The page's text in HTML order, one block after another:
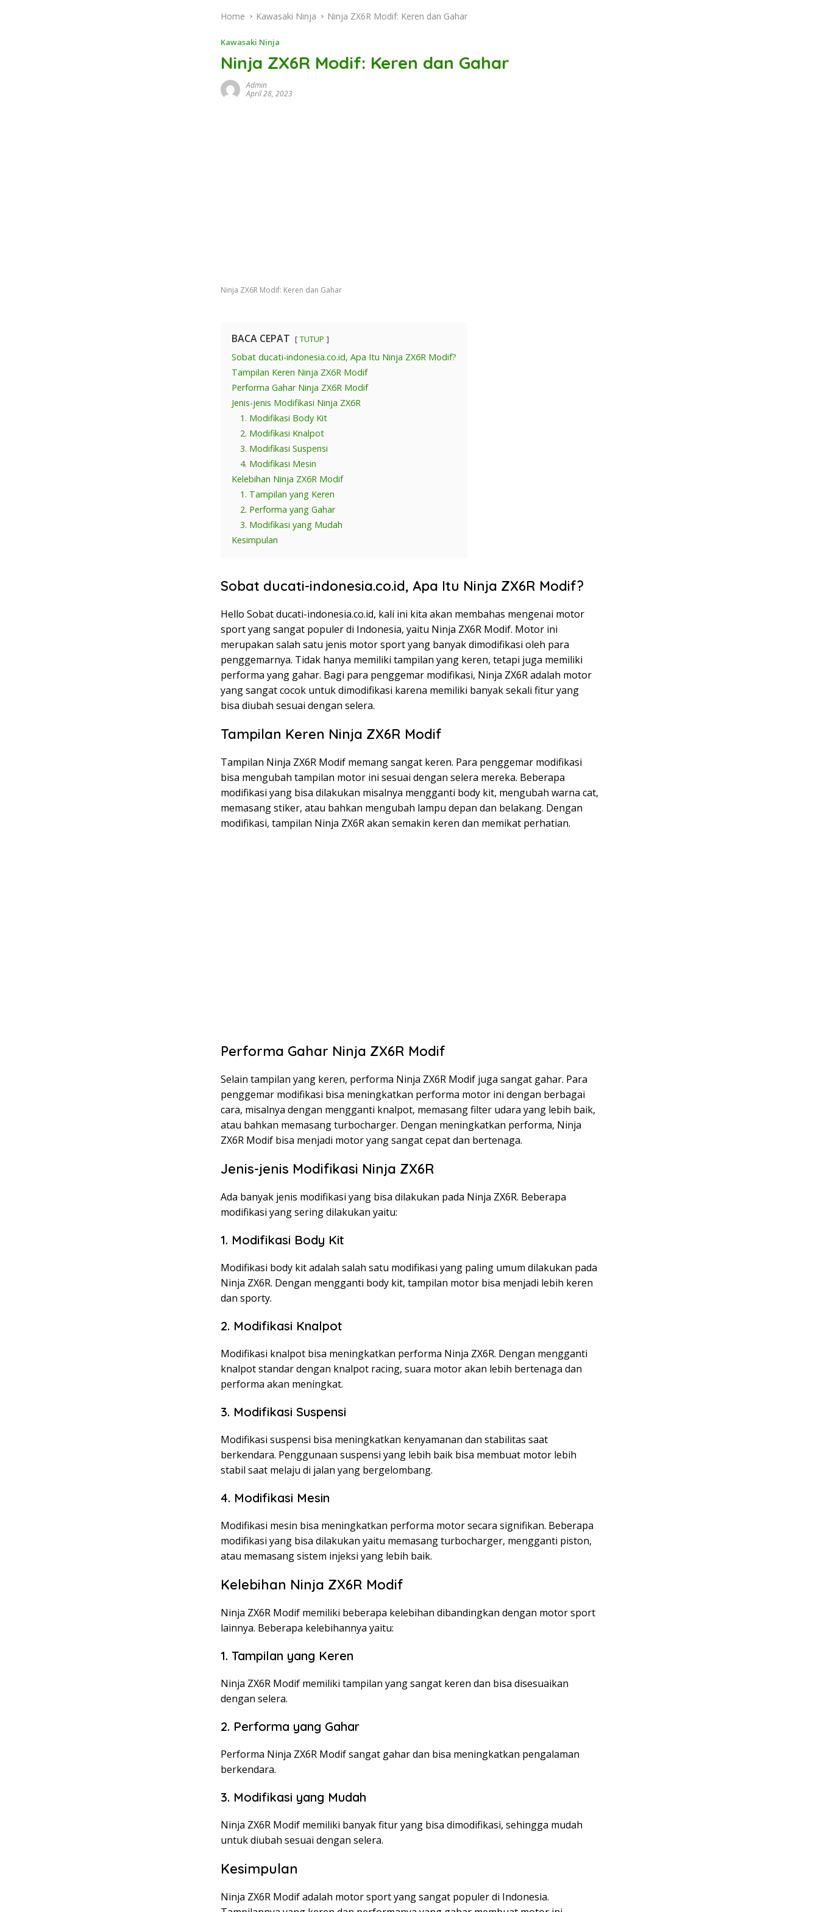
Home Kawasaki Ninja Ninja ZX6R Modif: Keren dan Gahar
Kawasaki Ninja
Ninja ZX6R Modif: Keren dan Gahar
Admin
April 28, 2023
Ninja ZX6R Modif: Keren dan Gahar
BACA CEPAT TUTUP
Sobat ducati-indonesia.co.id, Apa Itu Ninja ZX6R Modif?
Tampilan Keren Ninja ZX6R Modif
Performa Gahar Ninja ZX6R Modif
Jenis-jenis Modifikasi Ninja ZX6R
1. Modifikasi Body Kit
2. Modifikasi Knalpot
3. Modifikasi Suspensi
4. Modifikasi Mesin
Kelebihan Ninja ZX6R Modif
1. Tampilan yang Keren
2. Performa yang Gahar
3. Modifikasi yang Mudah
Kesimpulan
Sobat ducati-indonesia.co.id, Apa Itu Ninja ZX6R Modif?
Hello Sobat ducati-indonesia.co.id, kali ini kita akan membahas mengenai motor
sport yang sangat populer di Indonesia, yaitu Ninja ZX6R Modif. Motor ini
merupakan salah satu jenis motor sport yang banyak dimodifikasi oleh para
penggemarnya. Tidak hanya memiliki tampilan yang keren, tetapi juga memiliki
performa yang gahar. Bagi para penggemar modifikasi, Ninja ZX6R adalah motor
yang sangat cocok untuk dimodifikasi karena memiliki banyak sekali fitur yang
bisa diubah sesuai dengan selera.
Tampilan Keren Ninja ZX6R Modif
Tampilan Ninja ZX6R Modif memang sangat keren. Para penggemar modifikasi
bisa mengubah tampilan motor ini sesuai dengan selera mereka. Beberapa
modifikasi yang bisa dilakukan misalnya mengganti body kit, mengubah warna cat,
memasang stiker, atau bahkan mengubah lampu depan dan belakang. Dengan
modifikasi, tampilan Ninja ZX6R akan semakin keren dan memikat perhatian.
Performa Gahar Ninja ZX6R Modif
Selain tampilan yang keren, performa Ninja ZX6R Modif juga sangat gahar. Para
penggemar modifikasi bisa meningkatkan performa motor ini dengan berbagai
cara, misalnya dengan mengganti knalpot, memasang filter udara yang lebih baik,
atau bahkan memasang turbocharger. Dengan meningkatkan performa, Ninja
ZX6R Modif bisa menjadi motor yang sangat cepat dan bertenaga.
Jenis-jenis Modifikasi Ninja ZX6R
Ada banyak jenis modifikasi yang bisa dilakukan pada Ninja ZX6R. Beberapa
modifikasi yang sering dilakukan yaitu:
1. Modifikasi Body Kit
Modifikasi body kit adalah salah satu modifikasi yang paling umum dilakukan pada
Ninja ZX6R. Dengan mengganti body kit, tampilan motor bisa menjadi lebih keren
dan sporty.
2. Modifikasi Knalpot
Modifikasi knalpot bisa meningkatkan performa Ninja ZX6R. Dengan mengganti
knalpot standar dengan knalpot racing, suara motor akan lebih bertenaga dan
performa akan meningkat.
3. Modifikasi Suspensi
Modifikasi suspensi bisa meningkatkan kenyamanan dan stabilitas saat
berkendara. Penggunaan suspensi yang lebih baik bisa membuat motor lebih
stabil saat melaju di jalan yang bergelombang.
4. Modifikasi Mesin
Modifikasi mesin bisa meningkatkan performa motor secara signifikan. Beberapa
modifikasi yang bisa dilakukan yaitu memasang turbocharger, mengganti piston,
atau memasang sistem injeksi yang lebih baik.
Kelebihan Ninja ZX6R Modif
Ninja ZX6R Modif memiliki beberapa kelebihan dibandingkan dengan motor sport
lainnya. Beberapa kelebihannya yaitu:
1. Tampilan yang Keren
Ninja ZX6R Modif memiliki tampilan yang sangat keren dan bisa disesuaikan
dengan selera.
2. Performa yang Gahar
Performa Ninja ZX6R Modif sangat gahar dan bisa meningkatkan pengalaman
berkendara.
3. Modifikasi yang Mudah
Ninja ZX6R Modif memiliki banyak fitur yang bisa dimodifikasi, sehingga mudah
untuk diubah sesuai dengan selera.
Kesimpulan
Ninja ZX6R Modif adalah motor sport yang sangat populer di Indonesia.